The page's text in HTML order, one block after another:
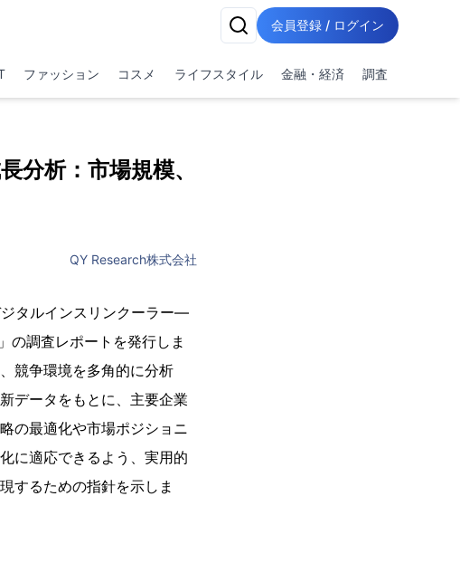
会員登録 / ログイン
ファッション コスメ ライフスタイル 金融・経済 調査
分析：市場規模、
QY Research株式会社
タルインスリンクーラー―
の調査レポートを発行しま
競争環境を多角的に分析
データをもとに、主要企業
の最適化や市場ポジショニ
に適応できるよう、実用的
するための指針を示しま